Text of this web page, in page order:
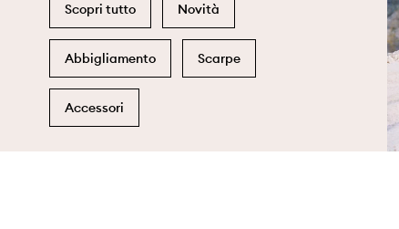
Scopri tutto Novità
Abbigliamento Scarpe
Accessori